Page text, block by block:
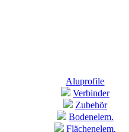
Aluprofile
Verbinder
Zubehör
Bodenelem.
Flächenelem.